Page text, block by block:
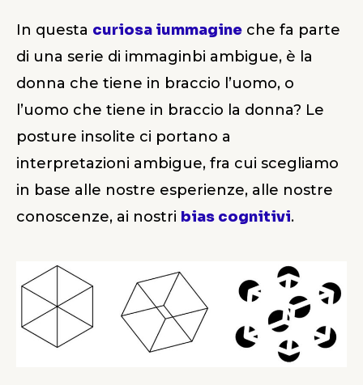
In questa curiosa iummagine che fa parte
di una serie di immaginbi ambigue, è la
donna che tiene in braccio l’uomo, o
l’uomo che tiene in braccio la donna? Le
posture insolite ci portano a
interpretazioni ambigue, fra cui scegliamo
in base alle nostre esperienze, alle nostre
conoscenze, ai nostri bias cognitivi.